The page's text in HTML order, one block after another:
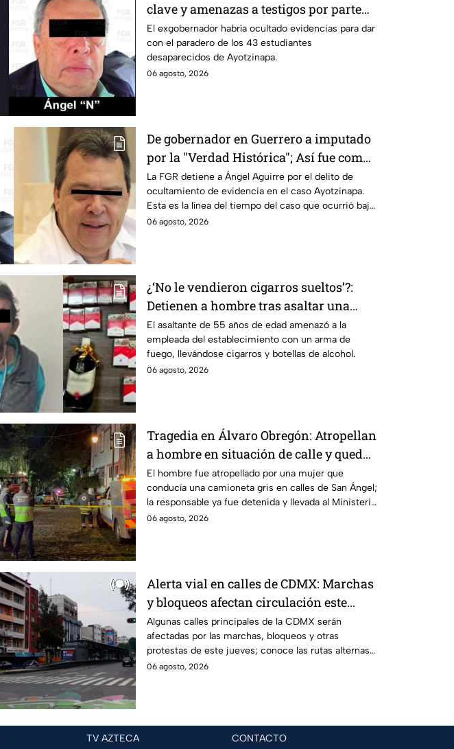
clave y amenazas a testigos por parte
de exgobernador Ángel Aguirre: FGR
El exgobernador habría ocultado evidencias para dar
con el paradero de los 43 estudiantes
desaparecidos de Ayotzinapa.
06 agosto, 2026
De gobernador en Guerrero a imputado
por la "Verdad Histórica"; Así fue como
Ángel Aguirre obstruyó la justicia en
caso Ayotzinapa
La FGR detiene a Ángel Aguirre por el delito de
ocultamiento de evidencia en el caso Ayotzinapa.
Esta es la línea del tiempo del caso que ocurrió bajo
su gestión en el estado.
06 agosto, 2026
¿‘No le vendieron cigarros sueltos’?:
Detienen a hombre tras asaltar una
tienda y llevarse más de 30 cajetillas en
Iztapalapa
El asaltante de 55 años de edad amenazó a la
empleada del establecimiento con un arma de
fuego, llevándose cigarros y botellas de alcohol.
06 agosto, 2026
Tragedia en Álvaro Obregón: Atropellan
a hombre en situación de calle y queda
prensado en San Ángel, CDMX
El hombre fue atropellado por una mujer que
conducía una camioneta gris en calles de San Ángel;
la responsable ya fue detenida y llevada al Ministerio
Público.
06 agosto, 2026
Alerta vial en calles de CDMX: Marchas
y bloqueos afectan circulación este
jueves; rutas alternas
Algunas calles principales de la CDMX serán
afectadas por las marchas, bloqueos y otras
protestas de este jueves; conoce las rutas alternas y
evita el tráfico.
06 agosto, 2026
TV AZTECA CONTACTO